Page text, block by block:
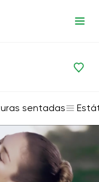
sentadas